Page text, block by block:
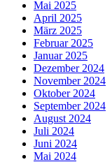
Mai 2025
April 2025
März 2025
Februar 2025
Januar 2025
Dezember 2024
November 2024
Oktober 2024
September 2024
August 2024
Juli 2024
Juni 2024
Mai 2024